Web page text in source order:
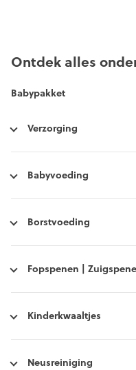
Ontdek alles
Babypakket
Verzorging
Babyvoeding
Borstvoeding
Fopspenen |
Kinderkwaaltjes
Neusreiniging